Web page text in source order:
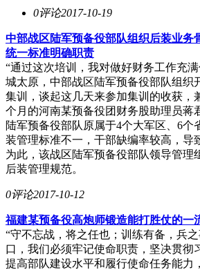
0评论2017-10-19
中部战区陆军预备役部队组织后装业务
统一标准明确职责
“通过这次培训，我对做好财务工作充
城太原，中部战区陆军预备役部队组织
集训，谈起这几天来参加集训的收获，
个月的河南某预备役团财务股助理员蒋
陆军预备役部队原属于4个大军区、6个
装管理标准不一，干部缺编率较高，导
为此，该战区陆军预备役部队领导管理
后装管理规范。
0评论2017-10-12
福建某预备役高炮师锻造能打胜仗的一
“守不忘战，将之任也；训练有备，兵
口，我们必须牢记使命职责，坚决贯彻
提高部队建设水平和履行使命任务能力